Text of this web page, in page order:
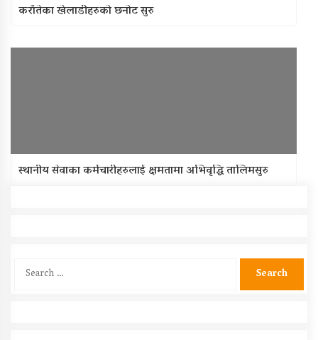
कराँतेका खेलाडीहरुको छनोट सुरु
स्थानीय सेवाका कर्मचारीहरुलाई क्षमतामा अभिवृद्धि तालिमसुरु
Search